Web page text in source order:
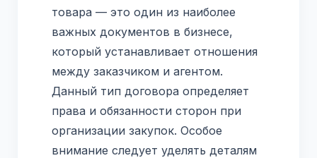
товара — это один из наиболее
важных документов в бизнесе,
который устанавливает отношения
между заказчиком и агентом.
Данный тип договора определяет
права и обязанности сторон при
организации закупок. Особое
внимание следует уделять деталям